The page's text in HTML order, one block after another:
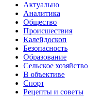
Актуально
Аналитика
Общество
Происшествия
Калейдоскоп
Безопасность
Образование
Сельское хозяйство
В объективе
Спорт
Рецепты и советы